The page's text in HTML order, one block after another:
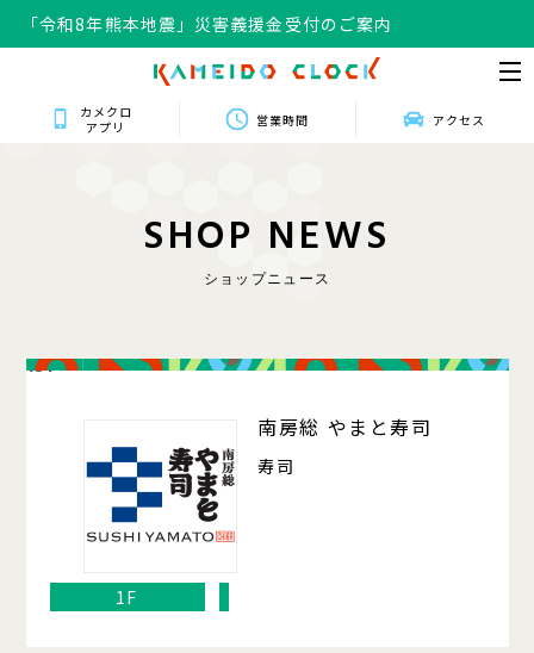
「令和8年熊本地震」災害義援金受付のご案内
カメクロ
アプリ
営業時間 アクセス
SHOP NEWS
ショップニュース
131
南房総 やまと寿司
寿司
1F